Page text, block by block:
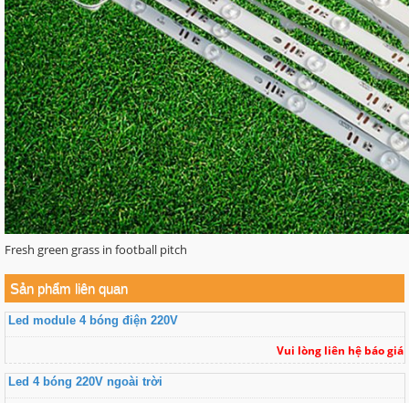
Fresh green grass in football pitch
Sản phẩm liên quan
Led module 4 bóng điện 220V
Vui lòng liên hệ báo giá
Led 4 bóng 220V ngoài trời